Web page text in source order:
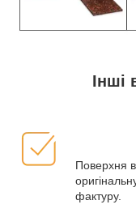
Інші
Поверхня
фактуру.